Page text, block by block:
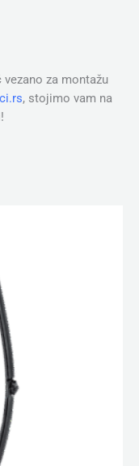
za montažu
, stojimo vam na